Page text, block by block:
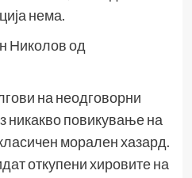
нема.
Николов од
на неодговорни
никакво повикување на
морален хазард.
откупени хировите на